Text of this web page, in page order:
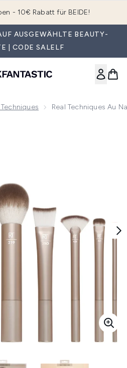
& Extra-Rabatte erhalten*
AUSGEWÄHLTE BEAUTY-
| CODE SALELF
Techniques Real Techniques Au